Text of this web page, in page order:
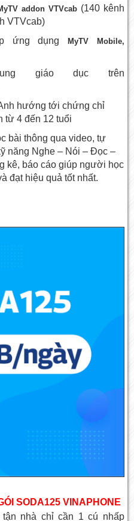
addon VTVcab(140 kênh
VTVcab)
ứng dụngMyTV Mobile,
giáo dục trên
hướng tới chứng chỉ
từ 4 đến 12 tuổi
bài thông qua video, tự
năng Nghe – Nói – Đọc –
kê, báo cáo giúp người học
đạt hiệu quả tốt nhất.
SODA125 VINAPHONE
nhà chỉ cần 1 cú nhấp